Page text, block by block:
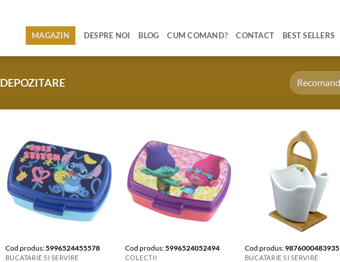
MAGAZIN DESPRE NOI BLOG CUM COMAND? CONTACT BEST SELLERS
DEPOZITARE
Cod produs:5996524455578
BUCATARIE SI SERVIRE
Cod produs:5996524052494
COLECTII
Cod produs:9876000483935
BUCATARIE SI SERVIRE